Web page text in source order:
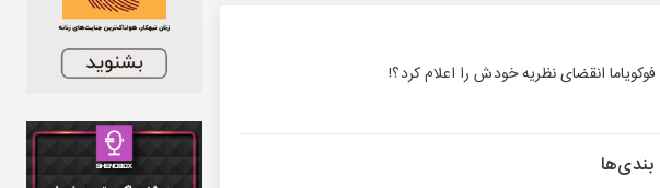
انقضای نظریه خودش را اعلام کرد؟!